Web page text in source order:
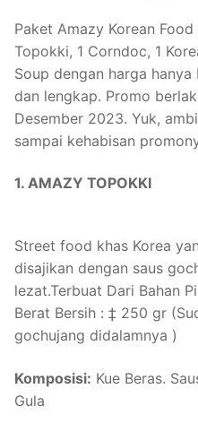
Paket Amazy Korean
Topokki, 1 Corndoc, 1
Soup dengan harga
dan lengkap. Promo
Desember 2023. Yuk,
sampai kehabisan
1. AMAZY TOPOKKI
Street food khas Korea
disajikan dengan saus
lezat.Terbuat Dari Bahan
Berat Bersih : ‡ 250 gr
gochujang didalamnya )
Komposisi: Kue Beras.
Gula